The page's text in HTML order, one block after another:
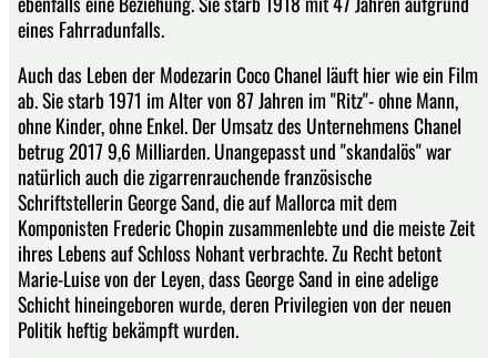
eines Fahrradunfalls.
Auch das Leben der Modezarin Coco Chanel läuft hier wie ein Film
ab. Sie starb 1971 im Alter von 87 Jahren im "Ritz"- ohne Mann,
ohne Kinder, ohne Enkel. Der Umsatz des Unternehmens Chanel
betrug 2017 9,6 Milliarden. Unangepasst und "skandalös" war
natürlich auch die zigarrenrauchende französische
Schriftstellerin George Sand, die auf Mallorca mit dem
Komponisten Frederic Chopin zusammenlebte und die meiste Zeit
ihres Lebens auf Schloss Nohant verbrachte. Zu Recht betont
Marie-Luise von der Leyen, dass George Sand in eine adelige
Schicht hineingeboren wurde, deren Privilegien von der neuen
Politik heftig bekämpft wurden.